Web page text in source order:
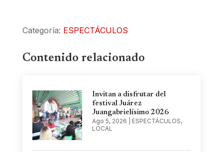
Categoría: ESPECTÁCULOS
Contenido relacionado
Invitan a disfrutar del
festival Juárez
Juangabrielísimo 2026
Ago 5, 2026
ESPECTÁCULOS,
LOCAL